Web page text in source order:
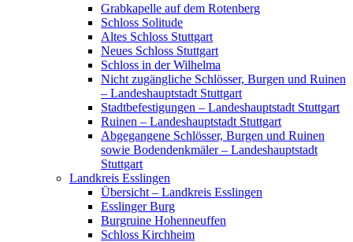
Grabkapelle auf dem Rotenberg
Schloss Solitude
Altes Schloss Stuttgart
Neues Schloss Stuttgart
Schloss in der Wilhelma
Nicht zugängliche Schlösser, Burgen und Ruinen
– Landeshauptstadt Stuttgart
Stadtbefestigungen – Landeshauptstadt Stuttgart
Ruinen – Landeshauptstadt Stuttgart
Abgegangene Schlösser, Burgen und Ruinen
sowie Bodendenkmäler – Landeshauptstadt
Stuttgart
Landkreis Esslingen
Übersicht – Landkreis Esslingen
Esslinger Burg
Burgruine Hohenneuffen
Schloss Kirchheim